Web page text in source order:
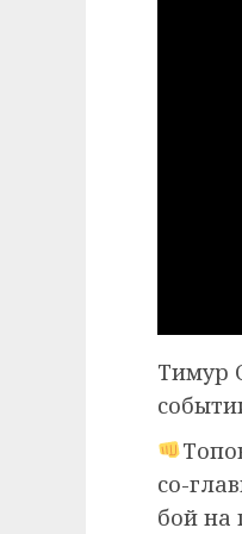
Тимур
со-
бой на